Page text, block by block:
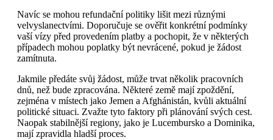
Navíc se mohou refundační politiky lišit mezi různými
velvyslanectvími. Doporučuje se ověřit konkrétní podmínky
vaší vízy před provedením platby a pochopit, že v některých
případech mohou poplatky být nevrácené, pokud je žádost
zamítnuta.
Jakmile předáte svůj žádost, může trvat několik pracovních
dnů, než bude zpracována. Některé země mají zpoždění,
zejména v místech jako Jemen a Afghánistán, kvůli aktuální
politické situaci. Zvažte tyto faktory při plánování svých cest.
Naopak stabilnější regiony, jako je Lucembursko a Dominika,
mají zpravidla hladší proces.